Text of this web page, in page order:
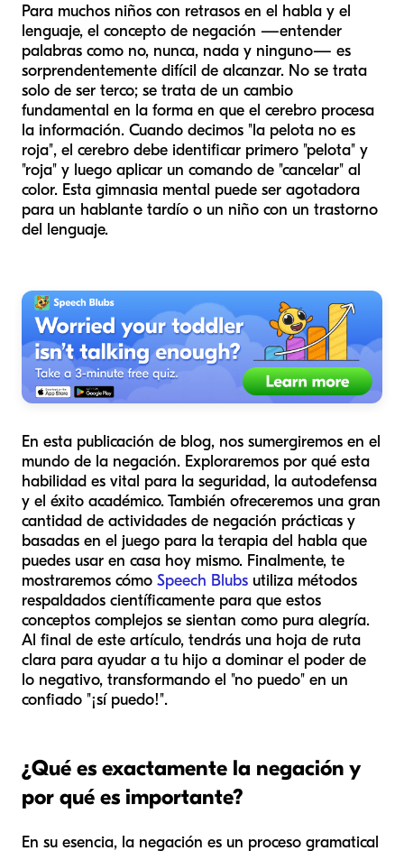
Para muchos niños con retrasos en el habla y el
lenguaje, el concepto de negación —entender
palabras como no, nunca, nada y ninguno— es
sorprendentemente difícil de alcanzar. No se trata
solo de ser terco; se trata de un cambio
fundamental en la forma en que el cerebro procesa
la información. Cuando decimos "la pelota no es
roja", el cerebro debe identificar primero "pelota" y
"roja" y luego aplicar un comando de "cancelar" al
color. Esta gimnasia mental puede ser agotadora
para un hablante tardío o un niño con un trastorno
del lenguaje.
En esta publicación de blog, nos sumergiremos en el
mundo de la negación. Exploraremos por qué esta
habilidad es vital para la seguridad, la autodefensa
y el éxito académico. También ofreceremos una gran
cantidad de actividades de negación prácticas y
basadas en el juego para la terapia del habla que
puedes usar en casa hoy mismo. Finalmente, te
mostraremos cómo Speech Blubs utiliza métodos
respaldados científicamente para que estos
conceptos complejos se sientan como pura alegría.
Al final de este artículo, tendrás una hoja de ruta
clara para ayudar a tu hijo a dominar el poder de
lo negativo, transformando el "no puedo" en un
confiado "¡sí puedo!".
¿Qué es exactamente la negación y
por qué es importante?
En su esencia, la negación es un proceso gramatical